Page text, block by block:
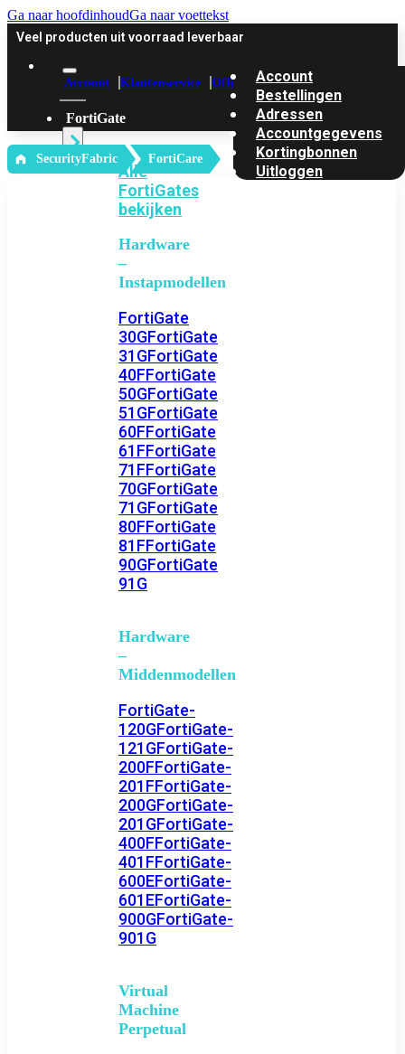
Ga naar hoofdinhoudGa naar voettekst
Veel producten uit voorraad leverbaar
Account Klantenservice Offerte
FortiGate
Alle
FortiGates
bekijken
Hardware
–
Instapmodellen
FortiGate
30GFortiGate
31GFortiGate
40FFortiGate
50GFortiGate
51GFortiGate
60FFortiGate
61FFortiGate
71FFortiGate
70GFortiGate
71GFortiGate
80FFortiGate
81FFortiGate
90GFortiGate
91G
Hardware
–
Middenmodellen
FortiGate-
120GFortiGate-
121GFortiGate-
200FFortiGate-
201FFortiGate-
200GFortiGate-
201GFortiGate-
400FFortiGate-
401FFortiGate-
600EFortiGate-
601EFortiGate-
900GFortiGate-
901G
Virtual
Machine
Perpetual
Account
Bestellingen
Adressen
Accountgegevens
Kortingbonnen
Uitloggen
‎ SecurityFabric FortiCare